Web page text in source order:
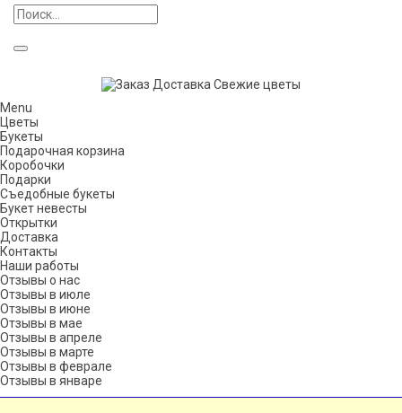
Menu
Цветы
Букеты
Подарочная корзина
Коробочки
Подарки
Съедобные букеты
Букет невесты
Открытки
Доставка
Контакты
Наши работы
Отзывы о нас
Отзывы в июле
Отзывы в июне
Отзывы в мае
Отзывы в апреле
Отзывы в марте
Отзывы в феврале
Отзывы в январе